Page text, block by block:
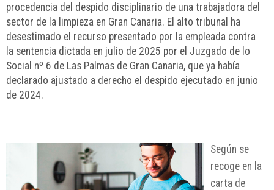
procedencia del despido disciplinario de una trabajadora del
sector de la limpieza en Gran Canaria. El alto tribunal ha
desestimado el recurso presentado por la empleada contra
la sentencia dictada en julio de 2025 por el Juzgado de lo
Social nº 6 de Las Palmas de Gran Canaria, que ya había
declarado ajustado a derecho el despido ejecutado en junio
de 2024.
Según se
recoge en la
carta de